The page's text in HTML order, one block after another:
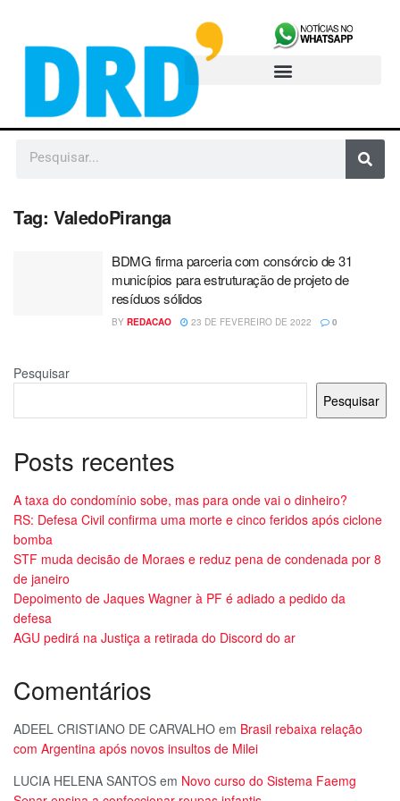
Tag: ValedoPiranga
BDMG firma parceria com consórcio de 31
municípios para estruturação de projeto de
resíduos sólidos
BY REDACAO 23 DE FEVEREIRO DE 2022 0
Pesquisar
Pesquisar
Posts recentes
A taxa do condomínio sobe, mas para onde vai o dinheiro?
RS: Defesa Civil confirma uma morte e cinco feridos após ciclone
bomba
STF muda decisão de Moraes e reduz pena de condenada por 8
de janeiro
Depoimento de Jaques Wagner à PF é adiado a pedido da
defesa
AGU pedirá na Justiça a retirada do Discord do ar
Comentários
ADEEL CRISTIANO DE CARVALHO em Brasil rebaixa relação
com Argentina após novos insultos de Milei
LUCIA HELENA SANTOS em Novo curso do Sistema Faemg